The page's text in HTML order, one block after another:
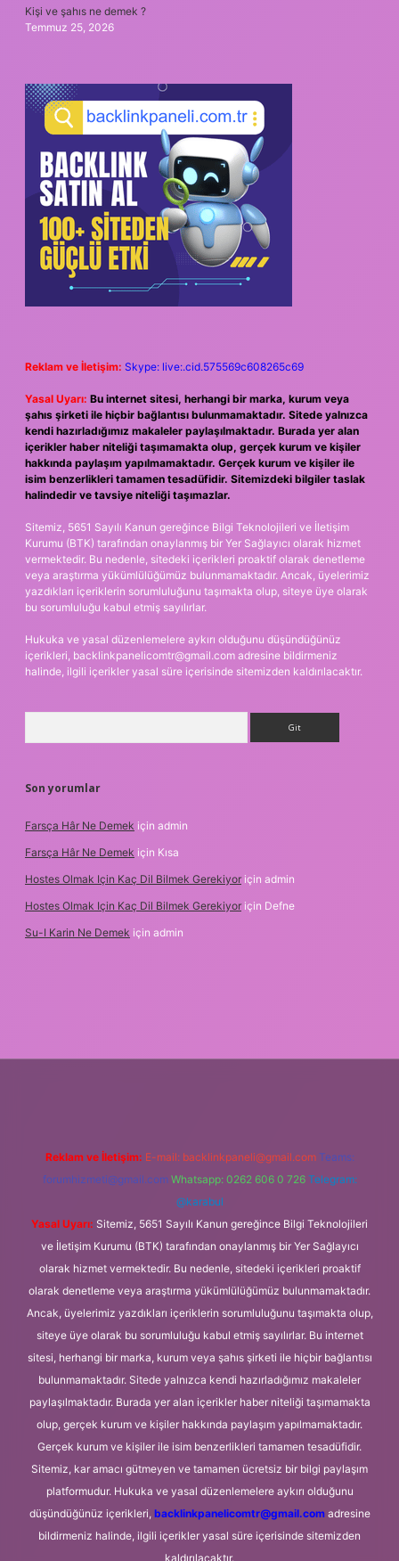
Kişi ve şahıs ne demek ?
Temmuz 25, 2026
Reklam ve İletişim: Skype: live:.cid.575569c608265c69
Yasal Uyarı: Bu internet sitesi, herhangi bir marka, kurum veya
şahıs şirketi ile hiçbir bağlantısı bulunmamaktadır. Sitede yalnızca
kendi hazırladığımız makaleler paylaşılmaktadır. Burada yer alan
içerikler haber niteliği taşımamakta olup, gerçek kurum ve kişiler
hakkında paylaşım yapılmamaktadır. Gerçek kurum ve kişiler ile
isim benzerlikleri tamamen tesadüfidir. Sitemizdeki bilgiler taslak
halindedir ve tavsiye niteliği taşımazlar.
Sitemiz, 5651 Sayılı Kanun gereğince Bilgi Teknolojileri ve İletişim
Kurumu (BTK) tarafından onaylanmış bir Yer Sağlayıcı olarak hizmet
vermektedir. Bu nedenle, sitedeki içerikleri proaktif olarak denetleme
veya araştırma yükümlülüğümüz bulunmamaktadır. Ancak, üyelerimiz
yazdıkları içeriklerin sorumluluğunu taşımakta olup, siteye üye olarak
bu sorumluluğu kabul etmiş sayılırlar.
Hukuka ve yasal düzenlemelere aykırı olduğunu düşündüğünüz
içerikleri, backlinkpanelicomtr@gmail.com adresine bildirmeniz
halinde, ilgili içerikler yasal süre içerisinde sitemizden kaldırılacaktır.
Son yorumlar
Farsça Hâr Ne Demek için admin
Farsça Hâr Ne Demek için Kısa
Hostes Olmak Için Kaç Dil Bilmek Gerekiyor için admin
Hostes Olmak Için Kaç Dil Bilmek Gerekiyor için Defne
Su-I Karin Ne Demek için admin
Reklam ve İletişim: E-mail: backlinkpaneli@gmail.com Teams:
forumhizmeti@gmail.com Whatsapp: 0262 606 0 726 Telegram:
@karabul
Yasal Uyarı: Sitemiz, 5651 Sayılı Kanun gereğince Bilgi Teknolojileri
ve İletişim Kurumu (BTK) tarafından onaylanmış bir Yer Sağlayıcı
olarak hizmet vermektedir. Bu nedenle, sitedeki içerikleri proaktif
olarak denetleme veya araştırma yükümlülüğümüz bulunmamaktadır.
Ancak, üyelerimiz yazdıkları içeriklerin sorumluluğunu taşımakta olup,
siteye üye olarak bu sorumluluğu kabul etmiş sayılırlar. Bu internet
sitesi, herhangi bir marka, kurum veya şahıs şirketi ile hiçbir bağlantısı
bulunmamaktadır. Sitede yalnızca kendi hazırladığımız makaleler
paylaşılmaktadır. Burada yer alan içerikler haber niteliği taşımamakta
olup, gerçek kurum ve kişiler hakkında paylaşım yapılmamaktadır.
Gerçek kurum ve kişiler ile isim benzerlikleri tamamen tesadüfidir.
Sitemiz, kar amacı gütmeyen ve tamamen ücretsiz bir bilgi paylaşım
platformudur. Hukuka ve yasal düzenlemelere aykırı olduğunu
düşündüğünüz içerikleri, backlinkpanelicomtr@gmail.comadresine
bildirmeniz halinde, ilgili içerikler yasal süre içerisinde sitemizden
kaldırılacaktır.